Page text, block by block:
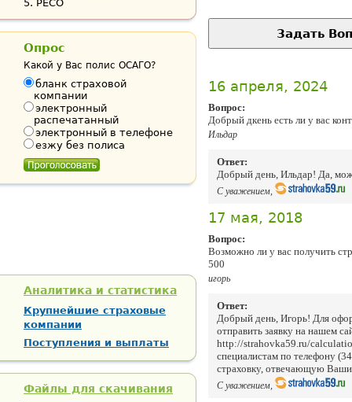
16 апреля, 2024
Вопрос:
Добрый дкень есть ли у вас
Ильдар
Ответ:
Добрый день, Ильдар! Да,
С уважением,
17 мая, 2018
Вопрос:
Возможно ли у вас получить
500
игорь
Ответ:
Добрый день, Игорь! Для
отправить заявку на нашем
http://strahovka59.ru/
специалистам по телефону
страховку, отвечающую
С уважением,
РЕСО
Опрос
Какой у Вас полис ОСАГО?
бланк страховой
компании
электронный
распечатанный
электронный в телефоне
езжу без полиса
Аналитика и статистика
Крупнейшие страховые
компании
Поступления и выплаты
Файлы для скачивания